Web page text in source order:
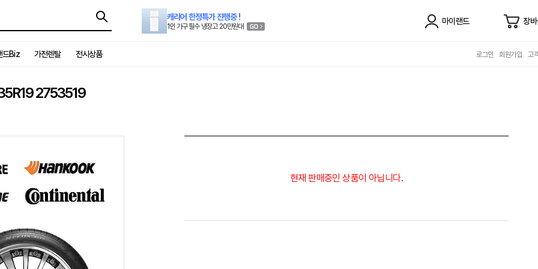
캐리어 한정특가 진행중 !
1인 가구 필수 냉장고 20만원대
마이랜드 장
드Biz 가전렌탈 전시상품 로그인 회원가입 고
2753519
현재 판매중인 상품이 아닙니다.